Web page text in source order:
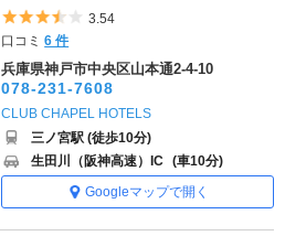
5つ星のうち3.5
3.54
口コミ6 件
兵庫県神戸市中央区山本通2-4-10
078-231-7608
CLUB CHAPEL HOTELS
三ノ宮駅 (徒歩10分)
生田川（阪神高速）IC (車10分)
Googleマップで開く